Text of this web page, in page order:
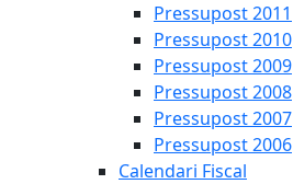
Pressupost 2011
Pressupost 2010
Pressupost 2009
Pressupost 2008
Pressupost 2007
Pressupost 2006
Calendari Fiscal